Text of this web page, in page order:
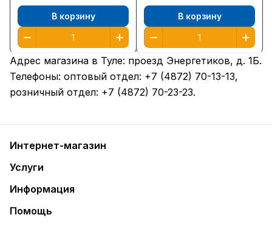
В корзину В корзину
Адрес магазина в Туле: проезд Энергетиков, д. 1Б.
Телефоны: оптовый отдел: +7 (4872) 70-13-13,
розничный отдел: +7 (4872) 70-23-23.
Интернет-магазин
Услуги
Информация
Помощь